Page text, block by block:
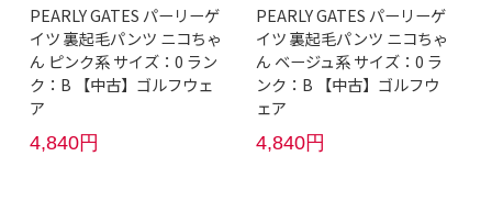
PEARLY GATES パーリーゲ
イツ 裏起毛パンツ ニコちゃ
ん ピンク系 サイズ：0 ラン
ク：B 【中古】ゴルフウェ
ア
4,840円
PEARLY GATES パーリーゲ
イツ 裏起毛パンツ ニコちゃ
ん ベージュ系 サイズ：0 ラ
ンク：B 【中古】ゴルフウ
ェア
4,840円